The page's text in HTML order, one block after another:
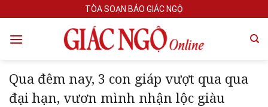
to
content
TÒA SOẠN BÁO GIÁC NGỘ
Qua đêm nay, 3 con giáp vượt qua qua
đại hạn, vươn mình nhận lộc giàu